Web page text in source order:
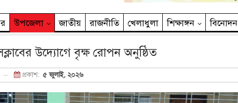
উপজেলা জাতীয় রাজনীতি খেলাধুলা শিক্ষাঙ্গন বিনোদন
উদ্যোগে বৃক্ষ রোপন অনুষ্ঠিত
প্রকাশ: ৫ জুলাই, ২০২৬